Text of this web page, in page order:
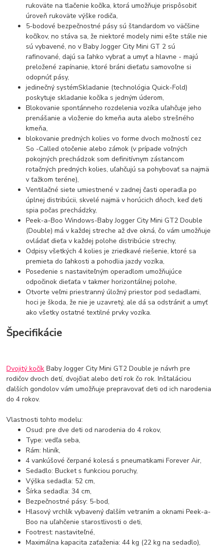
rukoväte na tlačenie kočíka, ktorá umožňuje prispôsobiť
úroveň rukoväte výške rodiča,
5-bodové bezpečnostné pásy sú štandardom vo väčšine
kočíkov, no stáva sa, že niektoré modely nimi ešte stále nie
sú vybavené, no v Baby Jogger City Mini GT 2 sú
rafinované, dajú sa ľahko vybrať a umyť a hlavne - majú
preložené zapínanie, ktoré bráni dieťaťu samovoľne si
odopnúť pásy,
jedinečný systémSkladanie (technológia Quick-Fold)
poskytuje skladanie kočíka s jedným úderom,
Blokovanie spontánneho rozdelenia vozíka uľahčuje jeho
prenášanie a vloženie do kmeňa auta alebo strešného
kmeňa,
blokovanie predných kolies vo forme dvoch možností cez
So -Called otočenie alebo zámok (v prípade voľných
pokojných prechádzok som definitívnym zástancom
rotačných predných kolies, uľahčujú sa pohybovať sa najmä
v ťažkom teréne),
Ventilačné siete umiestnené v zadnej časti operadla po
úplnej distribúcii, skvelé najmä v horúcich dňoch, keď deti
spia počas prechádzky,
Peek-a-Boo Windows-Baby Jogger City Mini GT2 Double
(Double) má v každej streche až dve okná, čo vám umožňuje
ovládať dieťa v každej polohe distribúcie strechy,
Odpisy všetkých 4 kolies je zriedkavé riešenie, ktoré sa
premieta do ľahkosti a pohodlia jazdy vozíka,
Posedenie s nastaviteľným operadlom umožňujúce
odpočinok dieťaťa v takmer horizontálnej polohe,
Otvorte veľmi priestranný úložný priestor pod sedadlami,
hoci je škoda, že nie je uzavretý, ale dá sa odstrániť a umyť
ako všetky ostatné textilné prvky vozíka.
Špecifikácie
Dvojitý kočík Baby Jogger City Mini GT2 Double je návrh pre
rodičov dvoch detí, dvojčiat alebo detí rok čo rok. Inštaláciou
ďalších gondolov vám umožňuje prepravovať deti od ich narodenia
do 4 rokov.
Vlastnosti tohto modelu:
Osud: pre dve deti od narodenia do 4 rokov,
Type: vedľa seba,
Rám: hliník,
4 vankúšové čerpané kolesá s pneumatikami Forever Air,
Sedadlo: Bucket s funkciou poruchy,
Výška sedadla: 52 cm,
Šírka sedadla: 34 cm,
Bezpečnostné pásy: 5-bod,
Hlasový vrchlík vybavený ďalším vetraním a oknami Peek-a-
Boo na uľahčenie starostlivosti o deti,
Footrest: nastaviteľné,
Maximálna kapacita zaťaženia: 44 kg (22 kg na sedadlo),